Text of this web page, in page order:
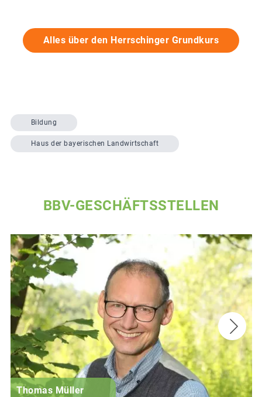
Alles über den Herrschinger Grundkurs
Bildung
Haus der bayerischen Landwirtschaft
BBV-GESCHÄFTSSTELLEN
Thomas Müller